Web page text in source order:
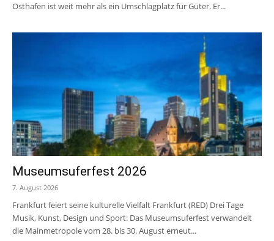
Osthafen ist weit mehr als ein Umschlagplatz für Güter. Er...
Museumsuferfest 2026
7. August 2026
Frankfurt feiert seine kulturelle Vielfalt Frankfurt (RED) Drei Tage
Musik, Kunst, Design und Sport: Das Museumsuferfest verwandelt
die Mainmetropole vom 28. bis 30. August erneut...